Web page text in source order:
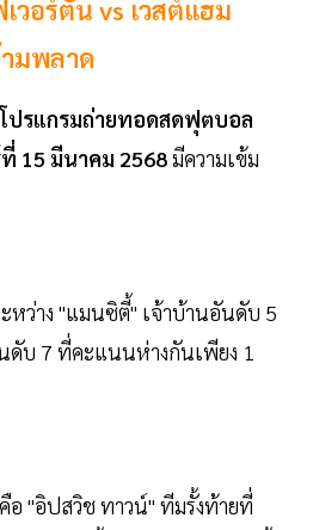
วอร์ตัน vs เวสต์แฮม
มพลาด
ปรแกรมถ่ายทอดสดฟุตบอล
15 มีนาคม 2568มีความเข้ม
ว่าง "แมนซิตี้" เจ้าบ้านอันดับ 5
บ 7 ที่คะแนนห่างกันเพียง 1
"อิปสวิช ทาวน์" ทีมรั้งท้ายที่